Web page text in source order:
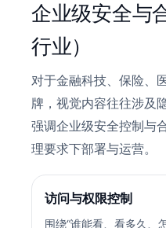
企业级安全与
行业）
对于金融科技、保险、
牌，视觉内容往往涉及
强调企业级安全控制与
理要求下部署与运营。
访问与权限控制
围绕“谁能看、看多久、